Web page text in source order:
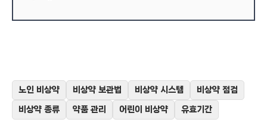
노인 비상약 비상약 보관법 비상약 시스템 비상약 점검
비상약 종류 약품 관리 어린이 비상약 유효기간